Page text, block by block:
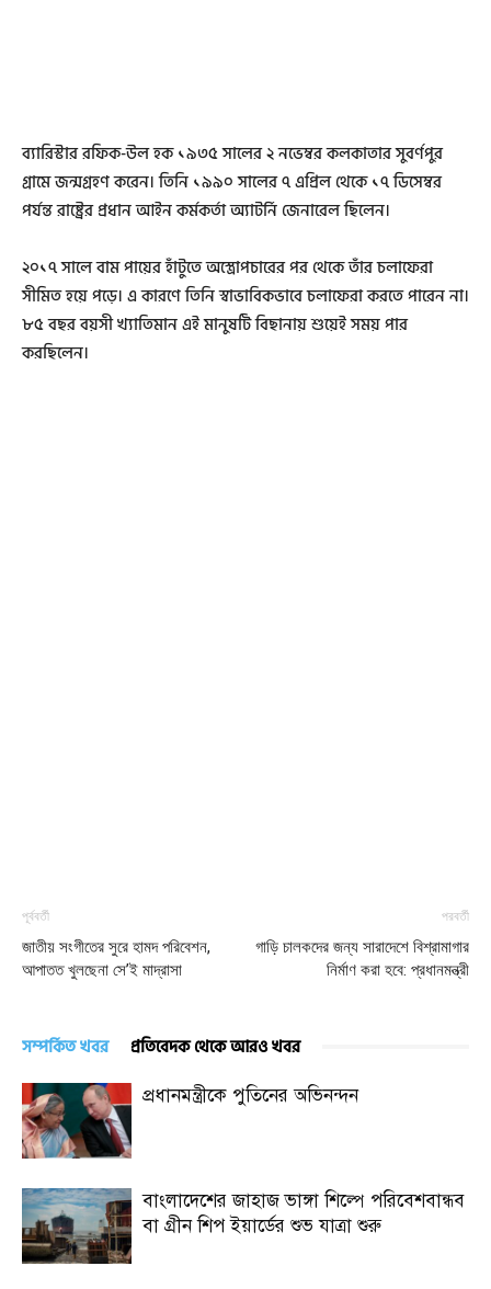
ব্যারিস্টার রফিক-উল হক ১৯৩৫ সালের ২ নভেম্বর কলকাতার সুবর্ণপুর
গ্রামে জন্মগ্রহণ করেন। তিনি ১৯৯০ সালের ৭ এপ্রিল থেকে ১৭ ডিসেম্বর
পর্যন্ত রাষ্ট্রের প্রধান আইন কর্মকর্তা অ্যাটর্নি জেনারেল ছিলেন।
২০১৭ সালে বাম পায়ের হাঁটুতে অস্ত্রোপচারের পর থেকে তাঁর চলাফেরা
সীমিত হয়ে পড়ে। এ কারণে তিনি স্বাভাবিকভাবে চলাফেরা করতে পারেন না।
৮৫ বছর বয়সী খ্যাতিমান এই মানুষটি বিছানায় শুয়েই সময় পার
করছিলেন।
পূর্ববর্তী
জাতীয় সংগীতের সুরে হামদ পরিবেশন,
আপাতত খুলছেনা সে’ই মাদ্রাসা
পরবর্তী
গাড়ি চালকদের জন্য সারাদেশে বিশ্রামাগার
নির্মাণ করা হবে: প্রধানমন্ত্রী
সম্পর্কিত খবর প্রতিবেদক থেকে আরও খবর
প্রধানমন্ত্রীকে পুতিনের অভিনন্দন
বাংলাদেশের জাহাজ ভাঙ্গা শিল্পে পরিবেশবান্ধব
বা গ্রীন শিপ ইয়ার্ডের শুভ যাত্রা শুরু